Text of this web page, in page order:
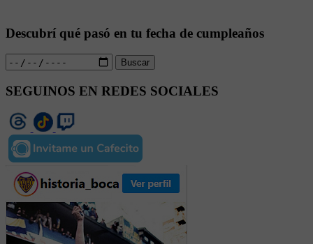
Descubrí qué pasó en tu fecha de cumpleaños
Buscar
SEGUINOS EN REDES SOCIALES